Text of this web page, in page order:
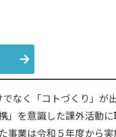
なく「コトづくり」
を意識した課外活動に
業は令和５年度から